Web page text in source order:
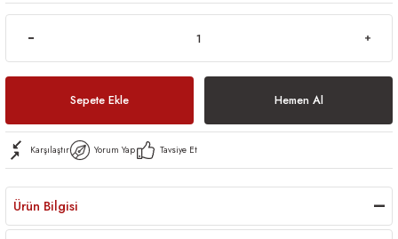
Sepete Ekle Hemen Al
Karşılaştır Yorum Yap Tavsiye Et
Ürün Bilgisi